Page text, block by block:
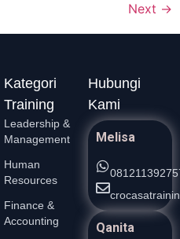
Next →
Kategori
Training
Leadership &
Management
Human
Resources
Finance &
Accounting
Hubungi
Kami
Melisa
Qanita